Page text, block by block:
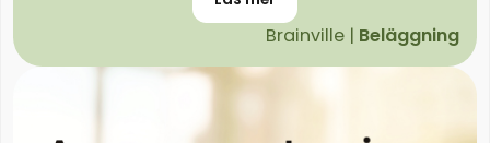
Brainville | Beläggning